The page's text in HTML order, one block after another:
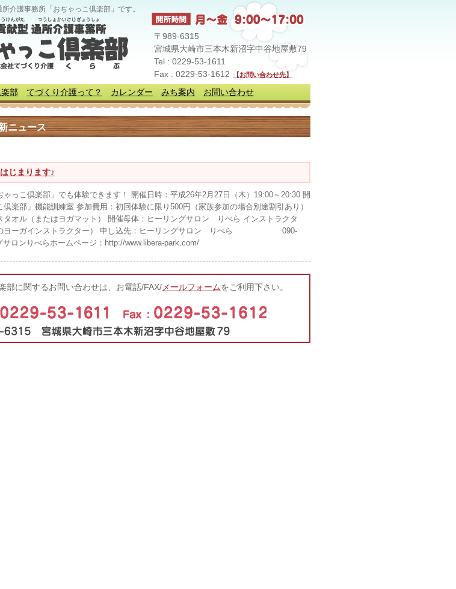
〒989-6315
宮城県大崎市三本木新沼字中谷地屋敷79
Tel : 0229-53-1611
Fax : 0229-53-1612
【お問い合わせ先】
介護事務所「おぢゃっこ倶楽部」です。
部 てづくり介護って？ カレンダー みち案内 お問い合わせ
ニュース
じまります♪
ゃっこ倶楽部」でも体験できます！ 開催日時：平成26年2月27日（木）19:00～20:30 開
楽部」機能訓練室 参加費用：初回体験に限り500円（家族参加の場合別途割引あり）
タオル（またはヨガマット） 開催母体：ヒーリングサロン りべら インストラクタ
ヨーガインストラクター） 申し込先：ヒーリングサロン りべら 090-
サロンりべらホームページ：http://www.libera-park.com/
部に関するお問い合わせは、お電話/FAX/ メールフォームをご利用下さい。